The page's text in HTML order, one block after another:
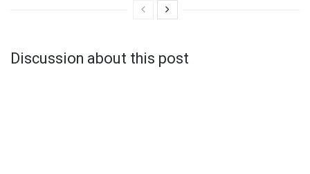
Discussion about this post